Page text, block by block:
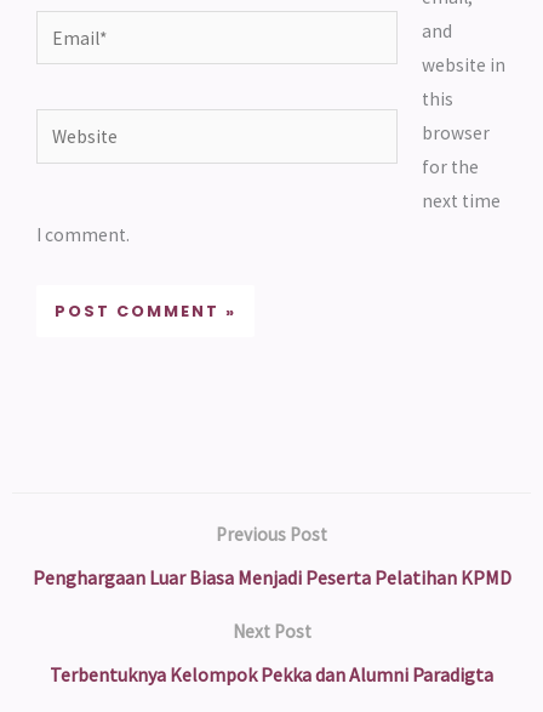
Email*
Website
and
website in
this
browser
for the
next time
I comment.
Previous Post
Penghargaan Luar Biasa Menjadi Peserta Pelatihan KPMD
Next Post
Terbentuknya Kelompok Pekka dan Alumni Paradigta